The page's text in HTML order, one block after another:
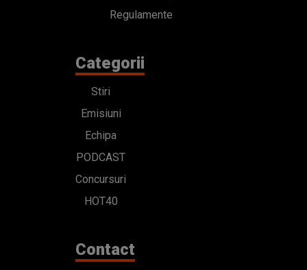
Regulamente
Categorii
Stiri
Emisiuni
Echipa
PODCAST
Concursuri
HOT40
Contact